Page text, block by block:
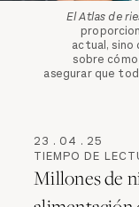
El Atlas de
actual,
sobre
asegurar que
23 . 04 . 25
TIEMPO DE
Millones de